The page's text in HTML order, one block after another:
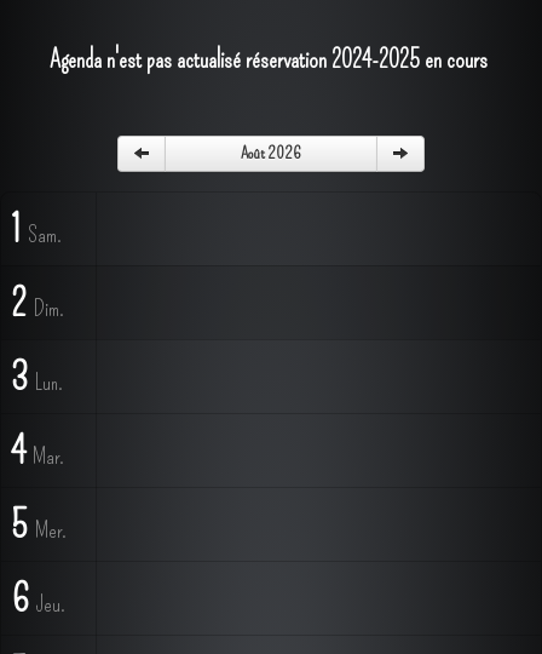
Agenda n'est pas actualisé réservation 2024-2025 en cours
Août 2026
1 Sam.
2 Dim.
3 Lun.
4 Mar.
5 Mer.
6 Jeu.